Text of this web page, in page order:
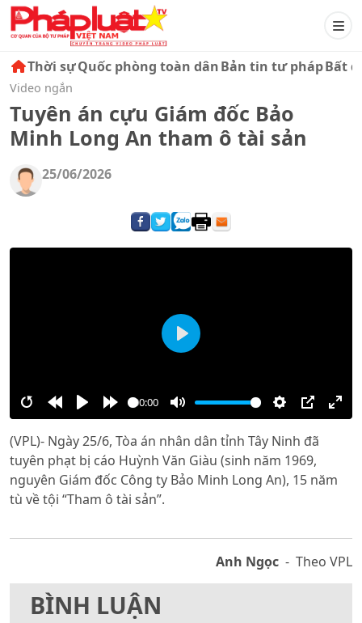
Thời sựQuốc phòng toàn dânBản tin tư phápBất
Video ngắn
Tuyên án cựu Giám đốc Bảo
Minh Long An tham ô tài sản
25/06/2026
RestartRewind
10s
PlayForward
10s
00:00
Mute Settings
PIP
Play
(VPL)- Ngày 25/6, Tòa án nhân dân tỉnh Tây Ninh đã
tuyên phạt bị cáo Huỳnh Văn Giàu (sinh năm 1969,
nguyên Giám đốc Công ty Bảo Minh Long An), 15 năm
tù về tội “Tham ô tài sản”.
Anh Ngọc - Theo VPL
BÌNH LUẬN